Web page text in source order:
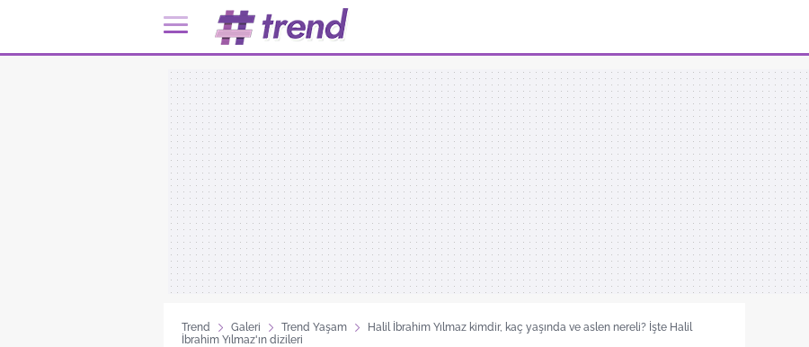
Trend Galeri Trend Yaşam
Halil İbrahim Yılmaz kimdir, kaç yaşında ve aslen nereli? İşte Halil
İbrahim Yılmaz'ın dizileri